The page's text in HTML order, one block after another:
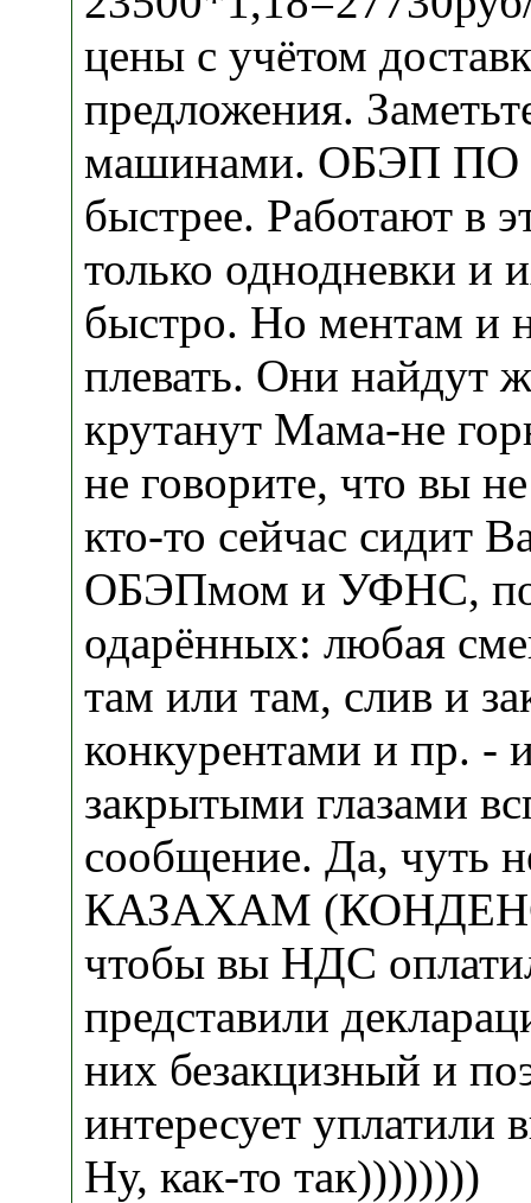
цены с учётом
предложения.
машинами. ОБЭП ПО
быстрее. Работают в
только однодневки и
быстро. Но ментам и
плевать. Они
крутанут Мама-не
не говорите, что вы
кто-то сейчас сидит
ОБЭПмом и УФНС,
одарённых: любая
там или там, слив и
конкурентами и пр. -
закрытыми глазами
сообщение. Да, чуть
КАЗАХАМ
чтобы вы НДС
представили
них безакцизный и
интересует уплатили
Ну, как-то так))))))))